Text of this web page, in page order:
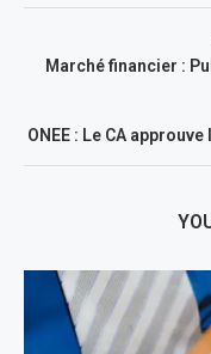
Marché financier :
ONEE : Le CA